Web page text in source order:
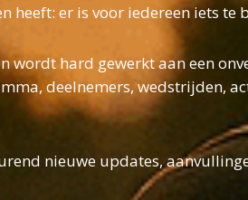
heeft: er is voor iedereen iets te
hard gewerkt aan een
deelnemers, wedstrijden,
nieuwe updates,